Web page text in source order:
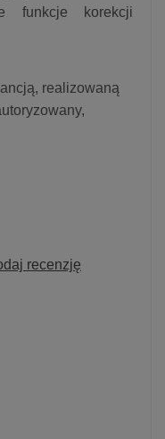
funkcje korekcji
realizowaną
recenzję